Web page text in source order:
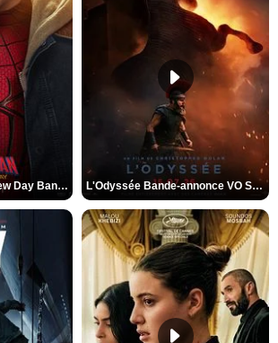
Spider-Man: Brand New Day Bande-annonce VO STFR L'Odyssée Bande-annonce VO STFR